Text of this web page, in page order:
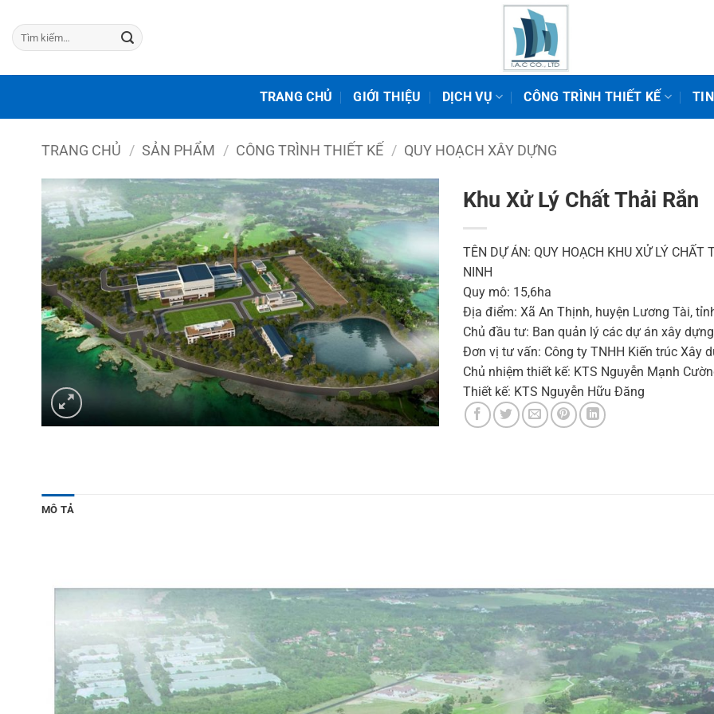
qua
nội
Tìm
kiếm:
TRANG CHỦ GIỚI THIỆU DỊCH VỤ CÔNG TRÌNH THIẾT KẾ
TRANG CHỦ / SẢN PHẨM / CÔNG TRÌNH THIẾT KẾ / QUY HOẠCH XÂY DỰNG
Khu Xử Lý Chất Thải Rắn
TÊN DỰ ÁN: QUY HOẠCH KHU XỬ LÝ CHẤT
NINH
Quy mô: 15,6ha
Địa điểm: Xã An Thịnh, huyện Lương Tài,
Chủ đầu tư: Ban quản lý các dự án xây
Đơn vị tư vấn: Công ty TNHH Kiến trúc Xây
Chủ nhiệm thiết kế: KTS Nguyễn Mạnh
Thiết kế: KTS Nguyễn Hữu Đăng
MÔ TẢ